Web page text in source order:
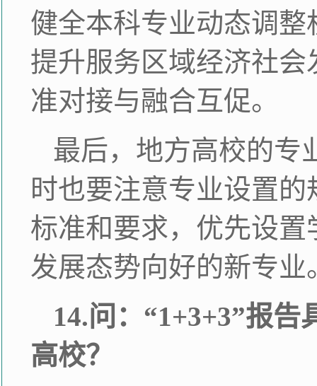
健全本科专业动态调
提升服务区域经济社
准对接与融合互促。
最后，地方高校的专
时也要注意专业设置
标准和要求，优先设
发展态势向好的新专业
14.问：“1+3+3”报
高校？